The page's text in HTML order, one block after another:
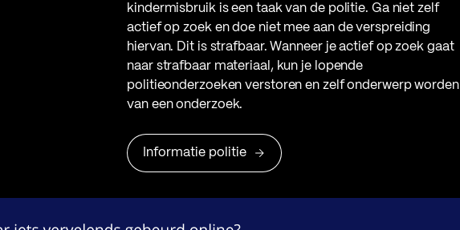
kindermisbruik is een taak van de politie. Ga niet zelf
actief op zoek en doe niet mee aan de verspreiding
hiervan. Dit is strafbaar. Wanneer je actief op zoek gaat
naar strafbaar materiaal, kun je lopende
politieonderzoeken verstoren en zelf onderwerp worden
van een onderzoek.
Informatie politie